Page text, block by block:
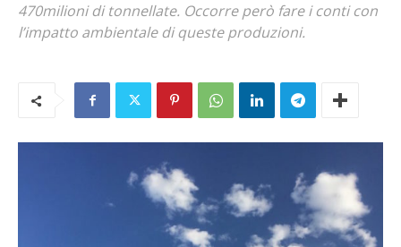
470milioni di tonnellate. Occorre però fare i conti con
l’impatto ambientale di queste produzioni.